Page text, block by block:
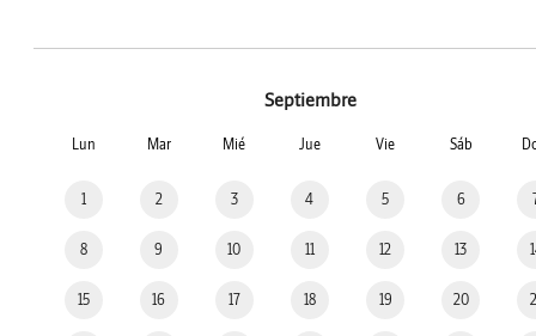
Septiembre
Lun Mar Mié Jue Vie Sáb
1 2 3 4 5 6
8 9 10 11 12 13
15 16 17 18 19 20